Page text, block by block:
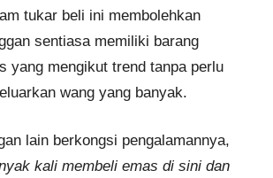
tukar beli ini membolehkan
sentiasa memiliki barang
yang mengikut trend tanpa perlu
wang yang banyak.
lain berkongsi pengalamannya,
kali membeli emas di sini dan